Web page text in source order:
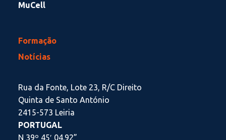
MuCell
Formação
Notícias
Rua da Fonte, Lote 23, R/C Direito
Quinta de Santo António
2415-573 Leiria
PORTUGAL
N 39º 45′ 04.92”